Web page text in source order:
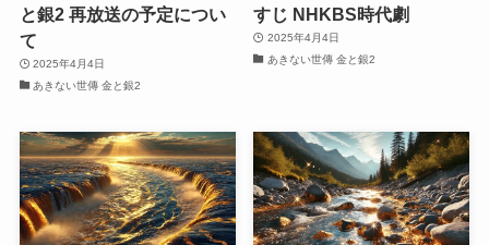
と銀2 再放送の予定につい
て
2025年4月4日
あきない世傳 金と銀2
すじ NHKBS時代劇
2025年4月4日
あきない世傳 金と銀2